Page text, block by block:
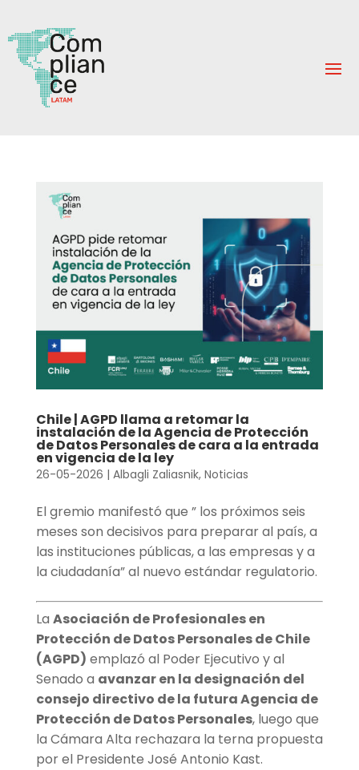
Chile | AGPD llama a retomar la
instalación de la Agencia de Protección
de Datos Personales de cara a la entrada
en vigencia de la ley
26-05-2026 | Albagli Zaliasnik, Noticias
El gremio manifestó que ” los próximos seis
meses son decisivos para preparar al país, a
las instituciones públicas, a las empresas y a
la ciudadanía” al nuevo estándar regulatorio.
La Asociación de Profesionales en
Protección de Datos Personales de Chile
(AGPD) emplazó al Poder Ejecutivo y al
Senado a avanzar en la designación del
consejo directivo de la futura Agencia de
Protección de Datos Personales, luego que
la Cámara Alta rechazara la terna propuesta
por el Presidente José Antonio Kast.